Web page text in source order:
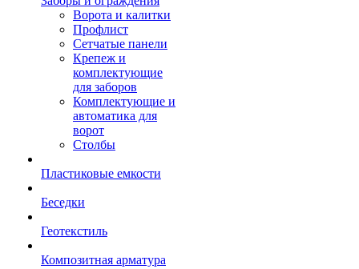
Ворота и калитки
Профлист
Сетчатые панели
Крепеж и
комплектующие
для заборов
Комплектующие и
автоматика для
ворот
Столбы
Пластиковые емкости
Беседки
Геотекстиль
Композитная арматура